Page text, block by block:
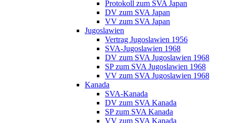
Protokoll zum SVA Japan
DV zum SVA Japan
VV zum SVA Japan
Jugoslawien
Vertrag Jugoslawien 1956
SVA-Jugoslawien 1968
DV zum SVA Jugoslawien 1968
SP zum SVA Jugoslawien 1968
VV zum SVA Jugoslawien 1968
Kanada
SVA-Kanada
DV zum SVA Kanada
SP zum SVA Kanada
VV zum SVA Kanada